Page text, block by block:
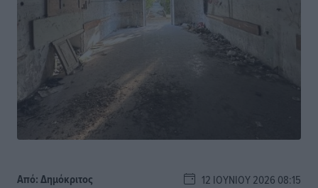
Από:Δημόκριτος 12 ΙΟΥΝΊΟΥ 2026 08:15